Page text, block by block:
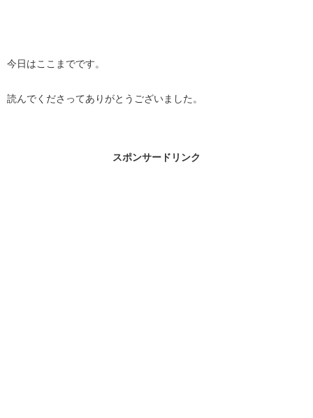
今日はここまでです。
読んでくださってありがとうございました。
スポンサードリンク